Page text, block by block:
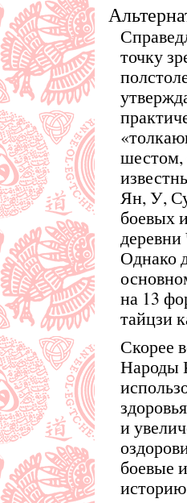
точку
шестом,
Ян, У,
боевых
Однако
на 13
тайцзи
Скорее
Народы
и
боевые